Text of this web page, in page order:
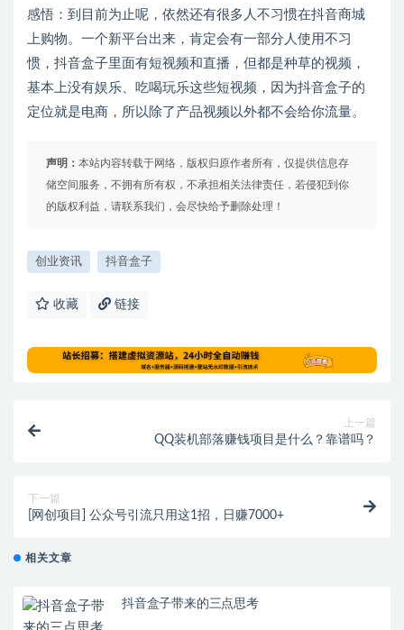
感悟：到目前为止呢，依然还有很多人不习惯在抖音商城
上购物。一个新平台出来，肯定会有一部分人使用不习
惯，抖音盒子里面有短视频和直播，但都是种草的视频，
基本上没有娱乐、吃喝玩乐这些短视频，因为抖音盒子的
定位就是电商，所以除了产品视频以外都不会给你流量。
声明： 本站内容转载于网络，版权归原作者所有，仅提供信息存
储空间服务，不拥有所有权，不承担相关法律责任，若侵犯到你
的版权利益，请联系我们，会尽快给予删除处理！
创业资讯 抖音盒子
收藏 链接
上一篇
QQ装机部落赚钱项目是什么？靠谱吗？
下一篇
[网创项目] 公众号引流只用这1招，日赚7000+
相关文章
抖音盒子带来的三点思考